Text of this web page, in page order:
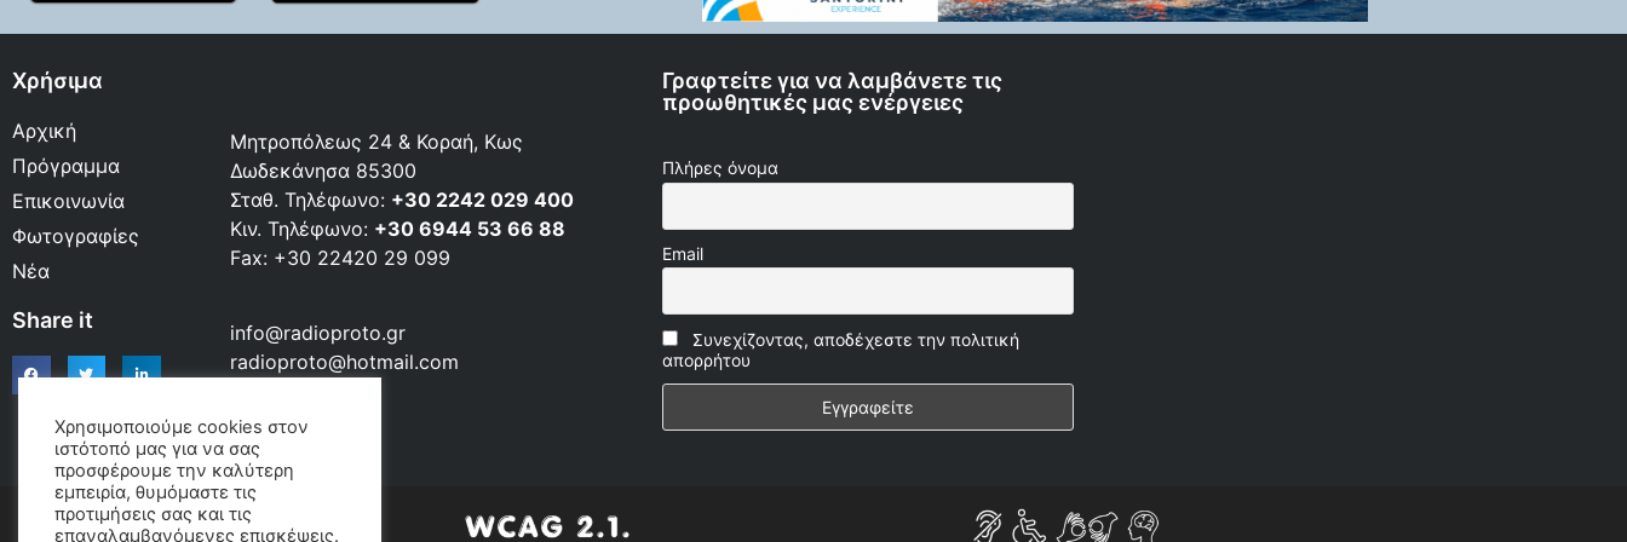
Χρήσιμα
Αρχική
Πρόγραμμα
Επικοινωνία
Φωτογραφίες
Νέα
Share it
Μητροπόλεως 24 & Κοραή, Κως
Δωδεκάνησα 85300
Σταθ. Τηλέφωνο: +30 2242 029 400
Κιν. Τηλέφωνο: +30 6944 53 66 88
Fax: +30 22420 29 099
info@radioproto.gr
radioproto@hotmail.com
Γραφτείτε για να λαμβάνετε τις
προωθητικές μας ενέργειες
Πλήρες όνομα
Email
Συνεχίζοντας, αποδέχεστε την πολιτική
απορρήτου
Χρησιμοποιούμε cookies στον
ιστότοπό μας για να σας
προσφέρουμε την καλύτερη
εμπειρία, θυμόμαστε τις
προτιμήσεις σας και τις
επαναλαμβανόμενες επισκέψεις.